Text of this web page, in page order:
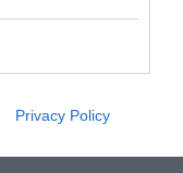
Privacy Policy